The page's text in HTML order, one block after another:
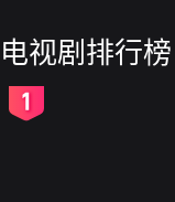
电视剧排行榜